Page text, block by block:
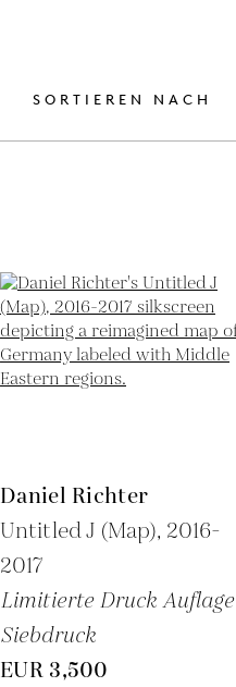
SORTIEREN NACH
Daniel Richter
Untitled J (Map), 2016-
2017
Limitierte Druck Auflage
Siebdruck
EUR 3,500